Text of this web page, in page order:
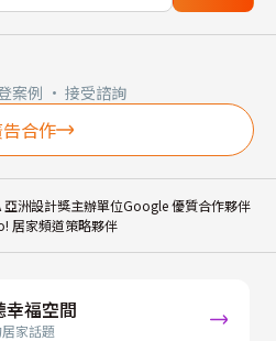
案例 · 接受諮詢
合作
亞洲設計獎主辦單位Google 優質合作夥伴
居家頻道策略夥伴
福空間
家話題